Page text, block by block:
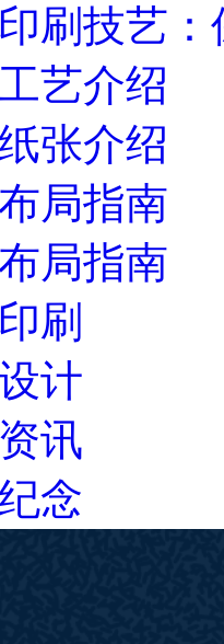
刷技艺
艺介绍
张介绍
局指南
局指南
刷
计
讯
念